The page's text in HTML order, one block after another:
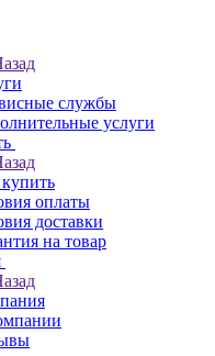
службы
услуги
оплаты
доставки
на товар